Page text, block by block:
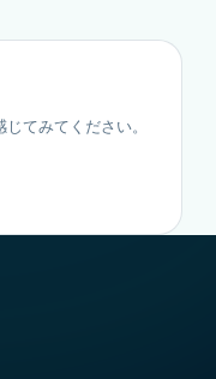
てみてください。